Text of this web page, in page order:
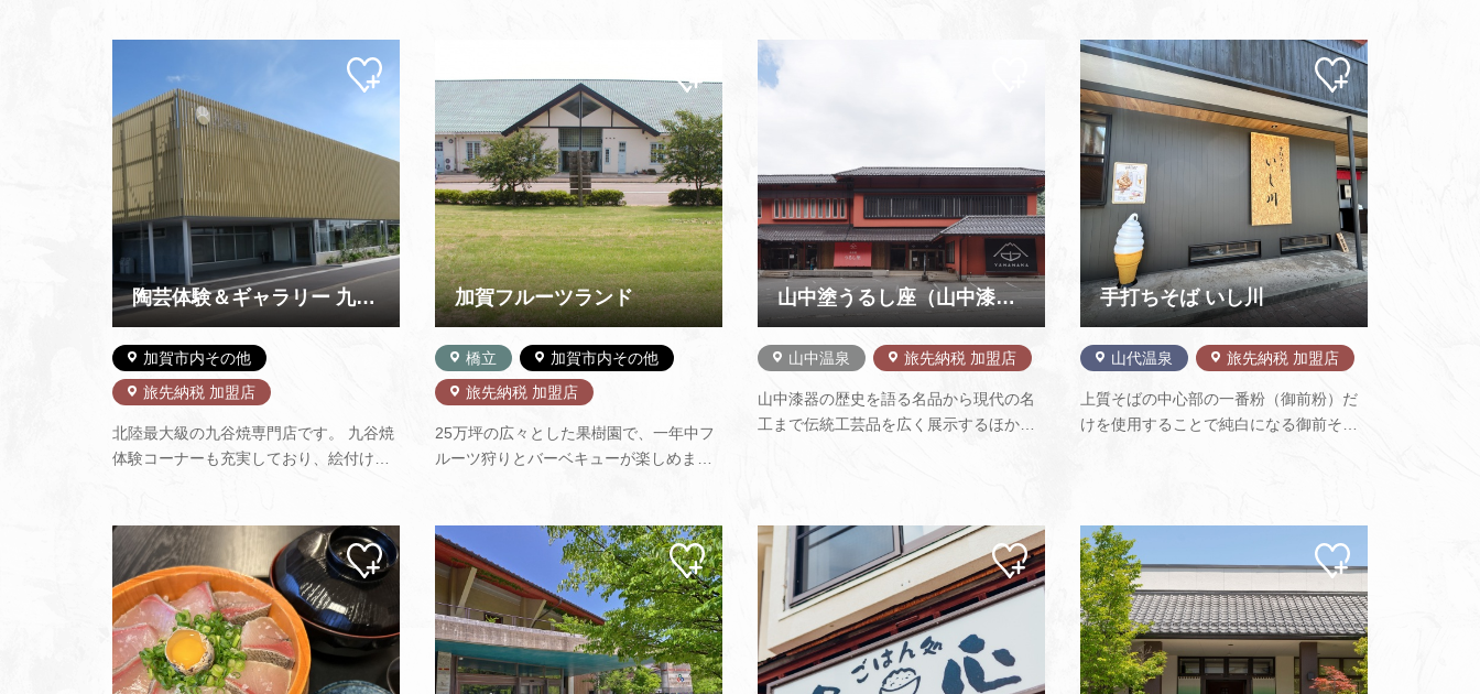
陶芸体験＆ギャラリー 九谷満月
加賀市内その他
旅先納税 加盟店
北陸最大級の九谷焼専門店です。 九谷焼
体験コーナーも充実しており、絵付けや
指導してくれるので初めての方でも安心
です。「ギャラリー五彩」では、ここで
しか見られない人間国宝の…
マイ
ペー
加賀フルーツランド
橋立
加賀市内その他
旅先納税 加盟店
25万坪の広々とした果樹園で、一年中フ
ルーツ狩りとバーベキューが楽しめま
題です。ボリュームたっぷりのバーベキ
ューも好評です。お腹ごなしにパークゴ
ルフ18ホールのプレイもご利用できま…
ペー
ジに
追加
山中塗うるし座（山中漆器伝統産業会館）
山中温泉 旅先納税 加盟店
山中漆器の歴史を語る名品から現代の名
工まで伝統工芸品を広く展示するほか、
技術センターでは木地挽物の工房見学と
体験（要予約）ができます。
手打ちそば いし川
山代温泉 旅先納税 加盟店
上質そばの中心部の一番粉（御前粉）だ
けを使用することで純白になる御前そ
独特の甘味とのどごしの良さを味わって
見てください。店舗入口には…
マイ
ペー
ジに
追加
マイ
ペー
ジに
追加
マイ
ペー
ジに
追加
マイ
ペー
ジに
追加
マイ
ペー
ジに
追加